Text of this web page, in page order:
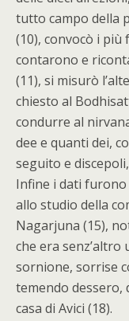
tutto campo della
(10), convocò i più
contarono e
(11), si misurò
chiesto al
condurre al
dee e quanti dei,
seguito e
Infine i dati
allo studio della
Nagarjuna (15),
che era senz’altro
sornione, sorrise
temendo dessero,
casa di Avici (18).